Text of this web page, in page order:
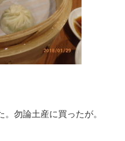
。勿論土産に買ったが。